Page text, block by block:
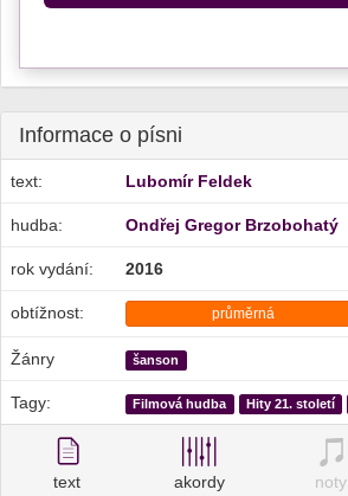
Informace o písni
text: Lubomír Feldek
hudba: Ondřej Gregor Brzobohatý
rok vydání: 2016
obtížnost: průměrná
Žánry šanson
Tagy: Filmová hudba Hity 21. století
text akordy noty